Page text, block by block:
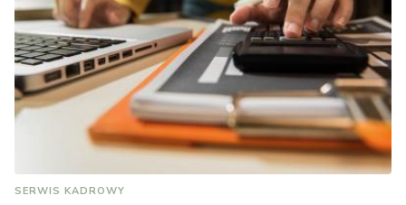
SERWIS KADROWY